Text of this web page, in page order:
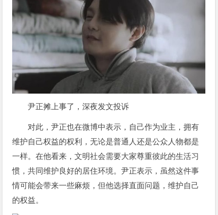
尹正摊上事了，深夜发文投诉
对此，尹正也在微博中表示，自己作为业主，拥有
维护自己权益的权利，无论是普通人还是公众人物都是
一样。在他看来，文明社会需要大家尊重彼此的生活习
惯，共同维护良好的居住环境。尹正表示，虽然这件事
情可能会带来一些麻烦，但他选择直面问题，维护自己
的权益。